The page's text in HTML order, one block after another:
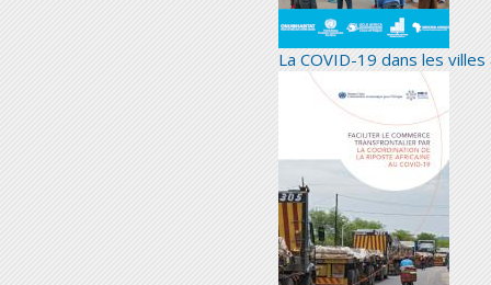
La COVID-19 dans les